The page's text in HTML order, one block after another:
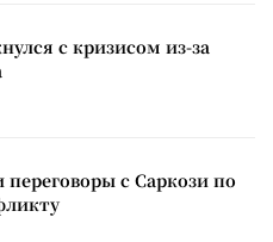
с кризисом из-за
с Саркози по